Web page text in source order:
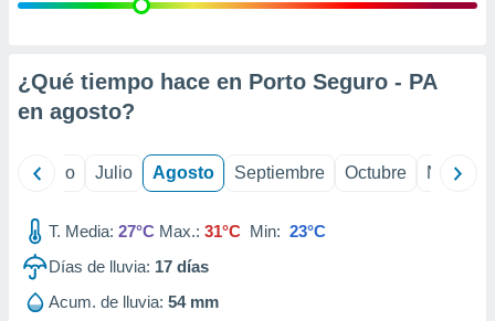
e
mediante
publicidad
de
¿Qué tiempo hace en Porto Seguro - PA
en agosto?
Junio Julio Agosto Septiembre Octubre
T. Media: 27°C Max.: 31°C Min: 23°C
Días de lluvia: 17 días
Acum. de lluvia: 54 mm